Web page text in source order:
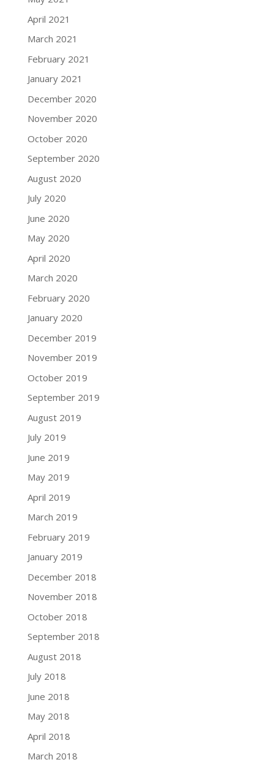
April 2021
March 2021
February 2021
January 2021
December 2020
November 2020
October 2020
September 2020
August 2020
July 2020
June 2020
May 2020
April 2020
March 2020
February 2020
January 2020
December 2019
November 2019
October 2019
September 2019
August 2019
July 2019
June 2019
May 2019
April 2019
March 2019
February 2019
January 2019
December 2018
November 2018
October 2018
September 2018
August 2018
July 2018
June 2018
May 2018
April 2018
March 2018